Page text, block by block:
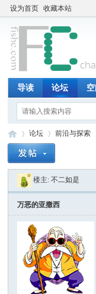
设为首页 收藏本站
导读 论坛 空
»
论坛
›
前沿与探索
楼主:不二如是
万恶的亚撒西